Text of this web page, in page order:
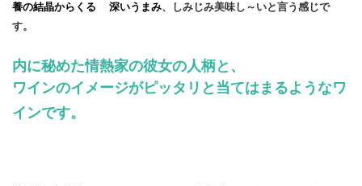
養の結晶からくる 深いうまみ、しみじみ美味し～いと言う感じで
す。
内に秘めた情熱家の彼女の人柄と、
ワインのイメージがピッタリと当てはまるようなワ
インです。